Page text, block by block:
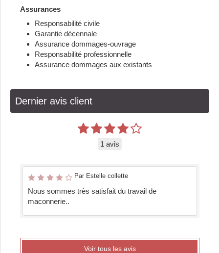
Assurances
Responsabilité civile
Garantie décennale
Assurance dommages-ouvrage
Responsabilité professionnelle
Assurance dommages aux existants
Dernier avis client
1 avis
Par Estelle collette
Nous sommes très satisfait du travail de
maconnerie..
Voir tous les avis